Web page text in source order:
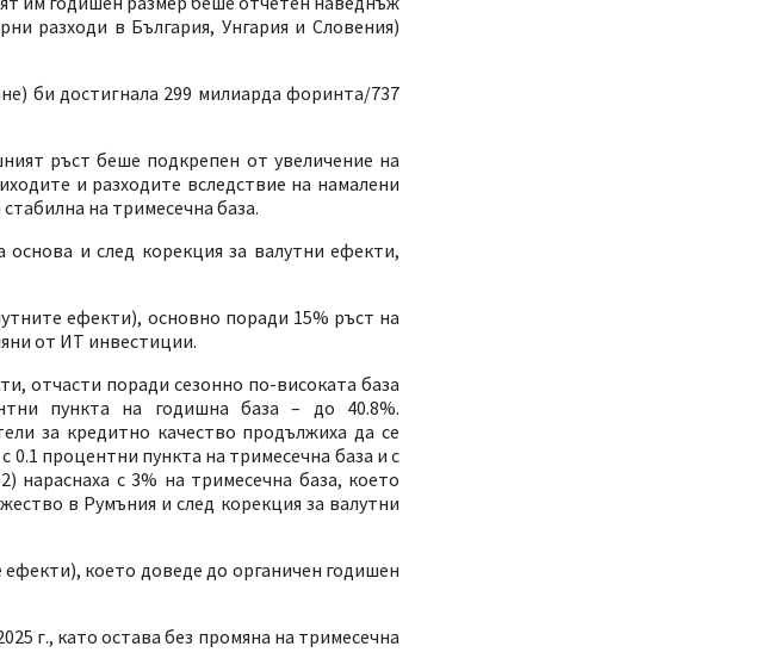
разходи в България, Унгария и Словения)
би достигнала 299 милиарда форинта/737
ръст беше подкрепен от увеличение на
и разходите вследствие на намалени
на тримесечна база.
и след корекция за валутни ефекти,
ефекти), основно поради 15% ръст на
от ИТ инвестиции.
отчасти поради сезонно по-високата база
пункта на годишна база – до 40.8%.
за кредитно качество продължиха да се
процентни пункта на тримесечна база и с
нараснаха с 3% на тримесечна база, което
в Румъния и след корекция за валутни
което доведе до органичен годишен
г., като остава без промяна на тримесечна